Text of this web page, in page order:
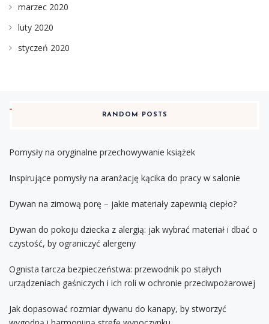
marzec 2020
luty 2020
styczeń 2020
RANDOM POSTS
Pomysły na oryginalne przechowywanie książek
Inspirujące pomysły na aranżację kącika do pracy w salonie
Dywan na zimową porę – jakie materiały zapewnią ciepło?
Dywan do pokoju dziecka z alergią: jak wybrać materiał i dbać o
czystość, by ograniczyć alergeny
Ognista tarcza bezpieczeństwa: przewodnik po stałych
urządzeniach gaśniczych i ich roli w ochronie przeciwpożarowej
Jak dopasować rozmiar dywanu do kanapy, by stworzyć